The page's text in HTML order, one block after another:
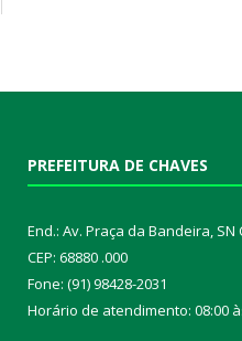
PREFEITURA DE CHAVES
End.: Av. Praça da Bandeira, SN
CEP: 68880 .000
Fone: (91) 98428-2031
Horário de atendimento: 08:00